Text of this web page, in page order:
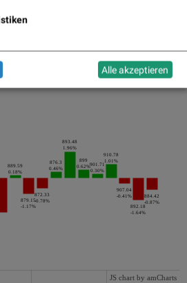
889.59
0.18%
879.15
-1.17%
872.33
-0.78%
876.3
0.46%
893.48
1.96%
899
0.62%901.71
0.30%
910.78
1.01%
907.04
-0.41%
892.18
-1.64%
884.42
-0.87%
JS chart by amCharts
Alle akzeptieren